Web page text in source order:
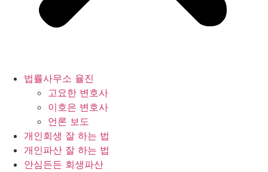
법률사무소 율진
고요한 변호사
이호은 변호사
언론 보도
개인회생 잘 하는 법
개인파산 잘 하는 법
안심든든 회생파산